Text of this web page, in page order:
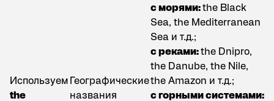
Используем
the
Географические
названия
с морями:the Black
Sea, the Mediterranean
Sea и т.д.;
с реками:the Dnipro,
the Danube, the Nile,
the Amazon и т.д.;
с горными системами: